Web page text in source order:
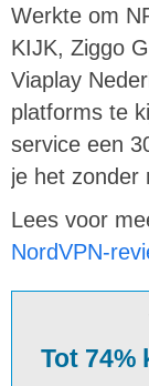
Werkte om
KIJK, Ziggo
Viaplay
platforms te
service een
je het zonder
Lees voor
NordVPN-
Tot 74%